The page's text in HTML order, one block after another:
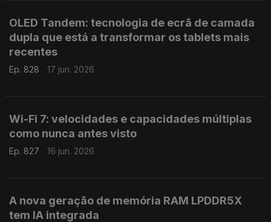
OLED Tandem: tecnologia de ecrã de camada
dupla que está a transformar os tablets mais
recentes
Ep. 828 17 jun. 2026
Wi-Fi 7: velocidades e capacidades múltiplas
como nunca antes visto
Ep. 827 16 jun. 2026
A nova geração de memória RAM LPDDR5X
tem IA integrada